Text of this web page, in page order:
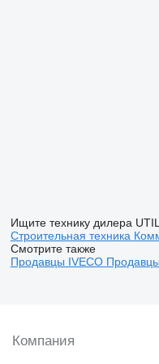
Ищите технику дилера
Строительная техника
Смотрите также
Продавцы IVECO
Компания